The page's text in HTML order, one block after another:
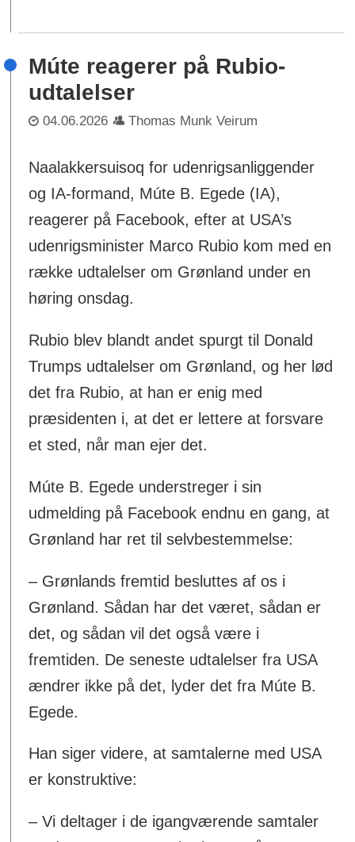
Múte reagerer på Rubio-
udtalelser
04.06.2026 Thomas Munk Veirum
Naalakkersuisoq for udenrigsanliggender
og IA-formand, Múte B. Egede (IA),
reagerer på Facebook, efter at USA’s
udenrigsminister Marco Rubio kom med en
række udtalelser om Grønland under en
høring onsdag.
Rubio blev blandt andet spurgt til Donald
Trumps udtalelser om Grønland, og her lød
det fra Rubio, at han er enig med
præsidenten i, at det er lettere at forsvare
et sted, når man ejer det.
Múte B. Egede understreger i sin
udmelding på Facebook endnu en gang, at
Grønland har ret til selvbestemmelse:
– Grønlands fremtid besluttes af os i
Grønland. Sådan har det været, sådan er
det, og sådan vil det også være i
fremtiden. De seneste udtalelser fra USA
ændrer ikke på det, lyder det fra Múte B.
Egede.
Han siger videre, at samtalerne med USA
er konstruktive:
– Vi deltager i de igangværende samtaler